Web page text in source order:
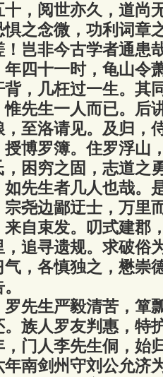
十，阅世亦久，道尚
惧之念微，功利词章
！岂非今古学者通患
年四十一时，龟山令
背，几枉过一生。其
惟先生一人而已。后
，至洛请见。及归，
授博罗簿。住罗浮山
，困穷之固，志道之
如先生者几人也哉。
宗尧边鄙迂士，万里
来自束发。叨式建郡
，追寻遗规。求破俗
气，各慎独之，懋崇
生严毅清苦，箪瓢
。族人罗友判惠，特
，门人李先生侗，始
年南剑州守刘公允济